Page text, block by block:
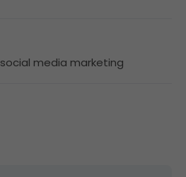
social media marketing